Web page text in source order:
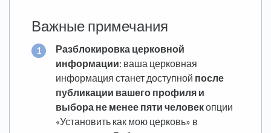
Важные примечания
Разблокировка церковной
информации: ваша церковная
информация станет доступной после
публикации вашего профиля и
выбора не менее пяти человекопции
«Установить как мою церковь» в